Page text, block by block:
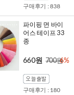
구매후기 : 838
파이핑 면 바이
어스 테이프 33
종
660원 700원6%
구매후기 : 180